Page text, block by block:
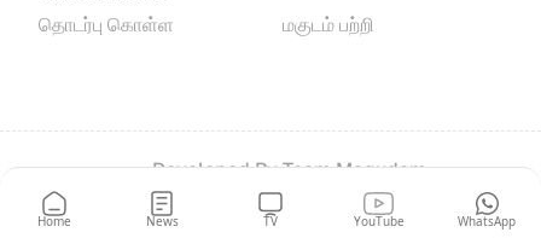
தொடர்பு கொள்ள மகுடம் பற்றி
Developed By Team Magudam
© 2026 All rights reserved.
Home News TV YouTube WhatsApp